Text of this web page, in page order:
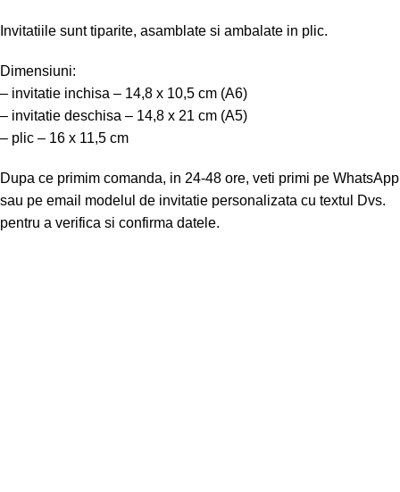
Invitatiile sunt tiparite, asamblate si ambalate in plic.
Dimensiuni:
– invitatie inchisa – 14,8 x 10,5 cm (A6)
– invitatie deschisa – 14,8 x 21 cm (A5)
– plic – 16 x 11,5 cm
Dupa ce primim comanda, in 24-48 ore, veti primi pe WhatsApp
sau pe email modelul de invitatie personalizata cu textul Dvs.
pentru a verifica si confirma datele.